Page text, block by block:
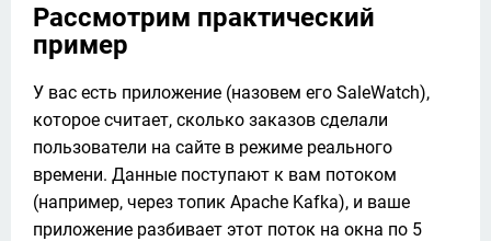
Рассмотрим практический
пример
У вас есть приложение (назовем его SaleWatch),
которое считает, сколько заказов сделали
пользователи на сайте в режиме реального
времени. Данные поступают к вам потоком
(например, через топик Apache Kafka), и ваше
приложение разбивает этот поток на окна по 5